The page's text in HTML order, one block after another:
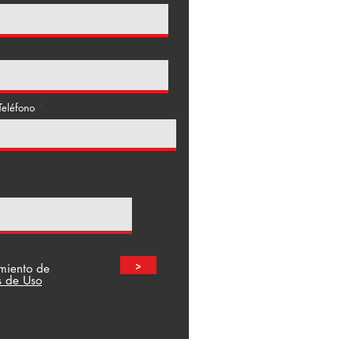
de
de Uso
>